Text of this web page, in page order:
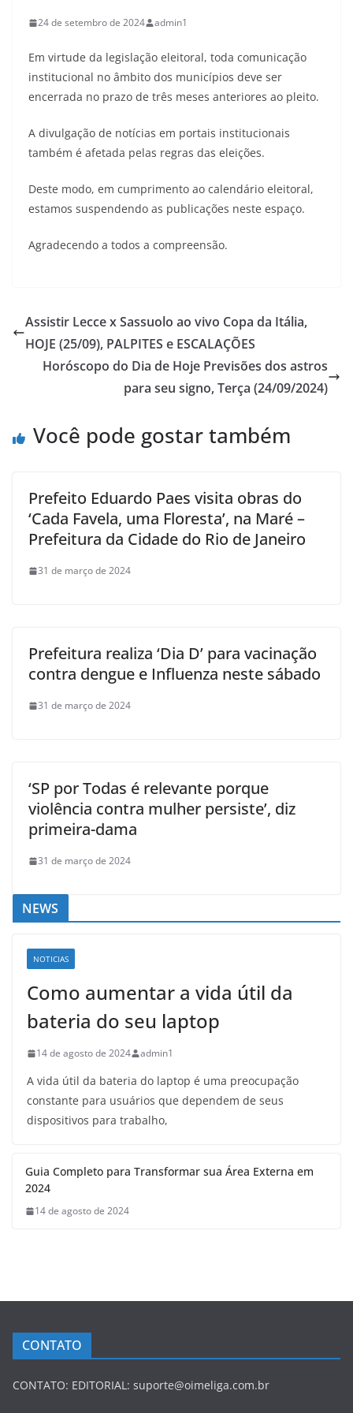
24 de setembro de 2024 admin1
Em virtude da legislação eleitoral, toda comunicação
institucional no âmbito dos municípios deve ser
encerrada no prazo de três meses anteriores ao pleito.
A divulgação de notícias em portais institucionais
também é afetada pelas regras das eleições.
Deste modo, em cumprimento ao calendário eleitoral,
estamos suspendendo as publicações neste espaço.
Agradecendo a todos a compreensão.
Assistir Lecce x Sassuolo ao vivo Copa da Itália,
HOJE (25/09), PALPITES e ESCALAÇÕES
Horóscopo do Dia de Hoje Previsões dos astros
para seu signo, Terça (24/09/2024)
Você pode gostar também
Prefeito Eduardo Paes visita obras do
‘Cada Favela, uma Floresta’, na Maré –
Prefeitura da Cidade do Rio de Janeiro
31 de março de 2024
Prefeitura realiza ‘Dia D’ para vacinação
contra dengue e Influenza neste sábado
31 de março de 2024
‘SP por Todas é relevante porque
violência contra mulher persiste’, diz
primeira-dama
31 de março de 2024
NEWS
NOTICIAS
Como aumentar a vida útil da
bateria do seu laptop
14 de agosto de 2024 admin1
A vida útil da bateria do laptop é uma preocupação
constante para usuários que dependem de seus
dispositivos para trabalho,
Guia Completo para Transformar sua Área Externa em
2024
14 de agosto de 2024
CONTATO
CONTATO: EDITORIAL: suporte@oimeliga.com.br